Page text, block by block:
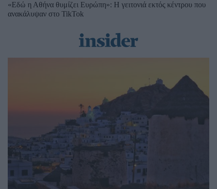
«Εδώ η Αθήνα θυμίζει Ευρώπη»: H γειτονιά εκτός κέντρου που
ανακάλυψαν στο TikTok